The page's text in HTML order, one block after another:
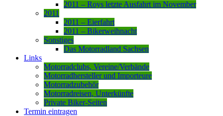
2011 – Roys letzte Ausfahrt im November
2011
2011 – Eierfahrt
2011 – Bikerweihnacht
Sonstiges
Das Motorradland Sachsen
Links
Motorradclubs, Vereine/Verbände
Motorradhersteller und Importeure
Motorradzubehör
Motorradreisen, Unterkünfte
Private Biker-Seiten
Termin eintragen